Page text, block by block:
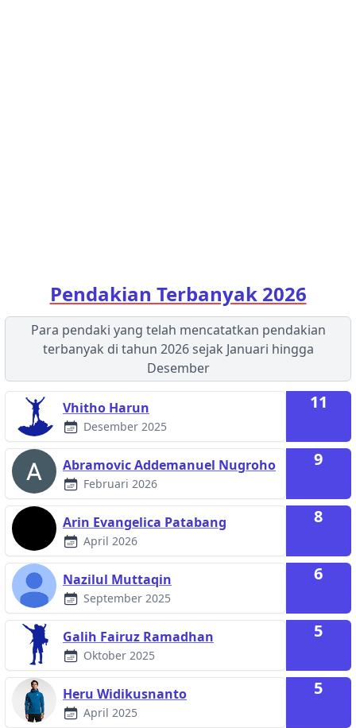
Pendakian Terbanyak 2026
Para pendaki yang telah mencatatkan pendakian
terbanyak di tahun 2026 sejak Januari hingga
Desember
Vhitho Harun
Desember 2025
11
Abramovic Addemanuel Nugroho
Februari 2026
9
Arin Evangelica Patabang
April 2026
8
Nazilul Muttaqin
September 2025
6
Galih Fairuz Ramadhan
Oktober 2025
5
Heru Widikusnanto
April 2025
5